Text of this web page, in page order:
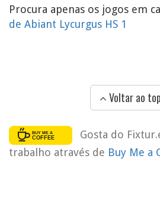
Procura apenas os jogos em
de Abiant Lycurgus HS 1
Voltar ao
Gosta do
trabalho através de Buy Me a